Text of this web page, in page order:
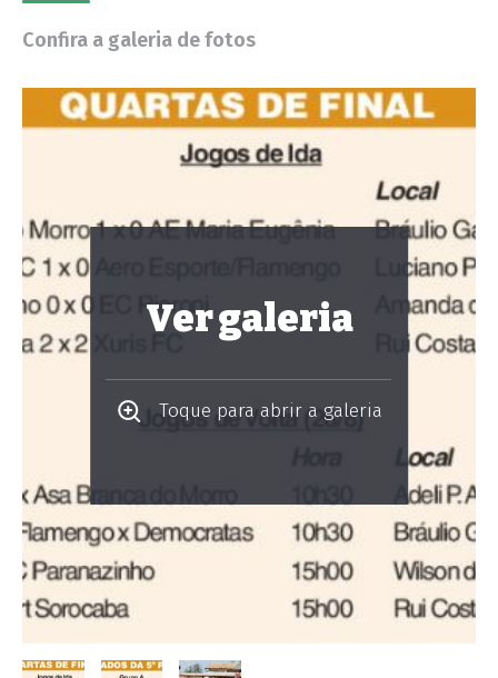
Confira a galeria de fotos
Ver galeria
Toque para abrir a galeria